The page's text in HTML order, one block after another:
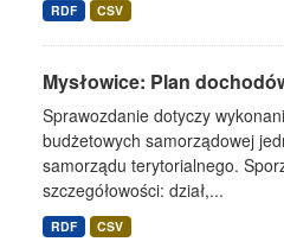
RDF CSV
Mysłowice: Plan
Sprawozdanie dotyczy
budżetowych samorządowej
samorządu terytorialnego.
szczegółowości: dział,...
RDF CSV